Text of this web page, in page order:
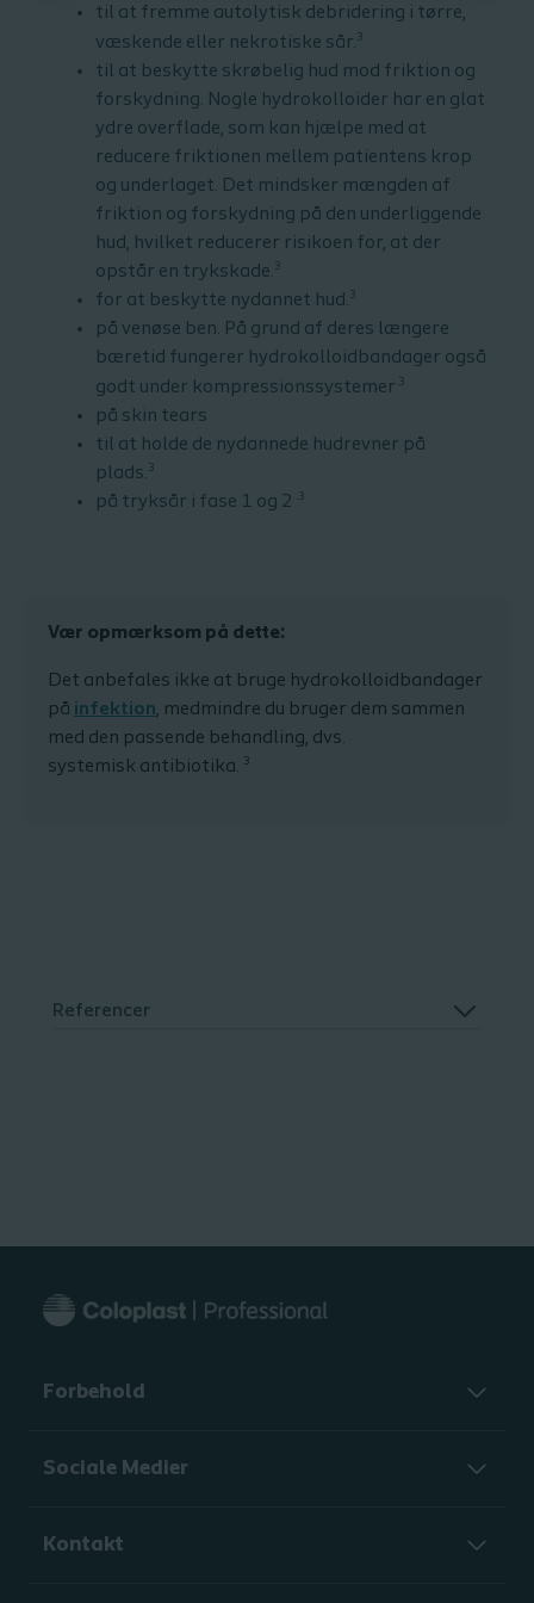
til at fremme autolytisk debridering i tørre,
væskende eller nekrotiske sår.3
til at beskytte skrøbelig hud mod friktion og
forskydning. Nogle hydrokolloider har en glat
ydre overflade, som kan hjælpe med at
reducere friktionen mellem patientens krop
og underlaget. Det mindsker mængden af
friktion og forskydning på den underliggende
hud, hvilket reducerer risikoen for, at der
opstår en trykskade.3
for at beskytte nydannet hud.3
på venøse ben. På grund af deres længere
bæretid fungerer hydrokolloidbandager også
godt under kompressionssystemer .3
på skin tears
til at holde de nydannede hudrevner på
plads.3
på tryksår i fase 1 og 2 .3
Vær opmærksom på dette:
Det anbefales ikke at bruge hydrokolloidbandager
på infektion, medmindre du bruger dem sammen
med den passende behandling, dvs.
systemisk antibiotika. 3
Referencer
Forbehold
Sociale Medier
Kontakt